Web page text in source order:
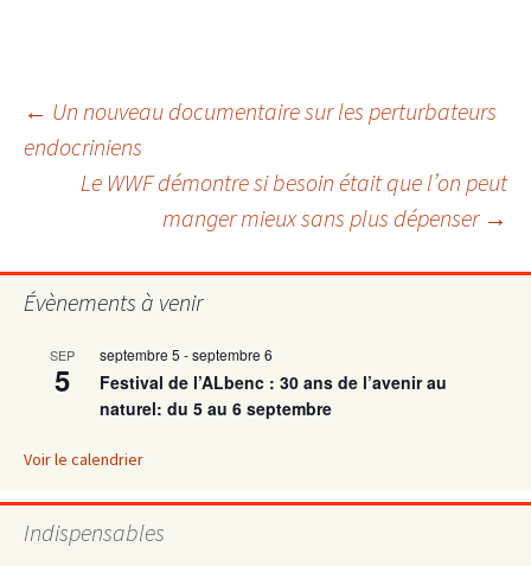
Navigation
des
articles
← Un nouveau documentaire sur les perturbateurs
endocriniens
Le WWF démontre si besoin était que l’on peut
manger mieux sans plus dépenser →
Évènements à venir
SEP
5
septembre 5 -septembre 6
Festival de l’ALbenc : 30 ans de l’avenir au
naturel: du 5 au 6 septembre
Voir le calendrier
Indispensables